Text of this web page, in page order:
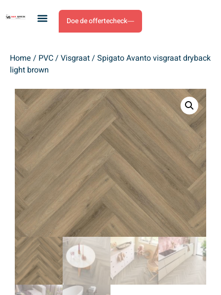
Doe de offertecheck
Home / PVC/ Visgraat/ Spigato Avanto visgraat dryback
light brown